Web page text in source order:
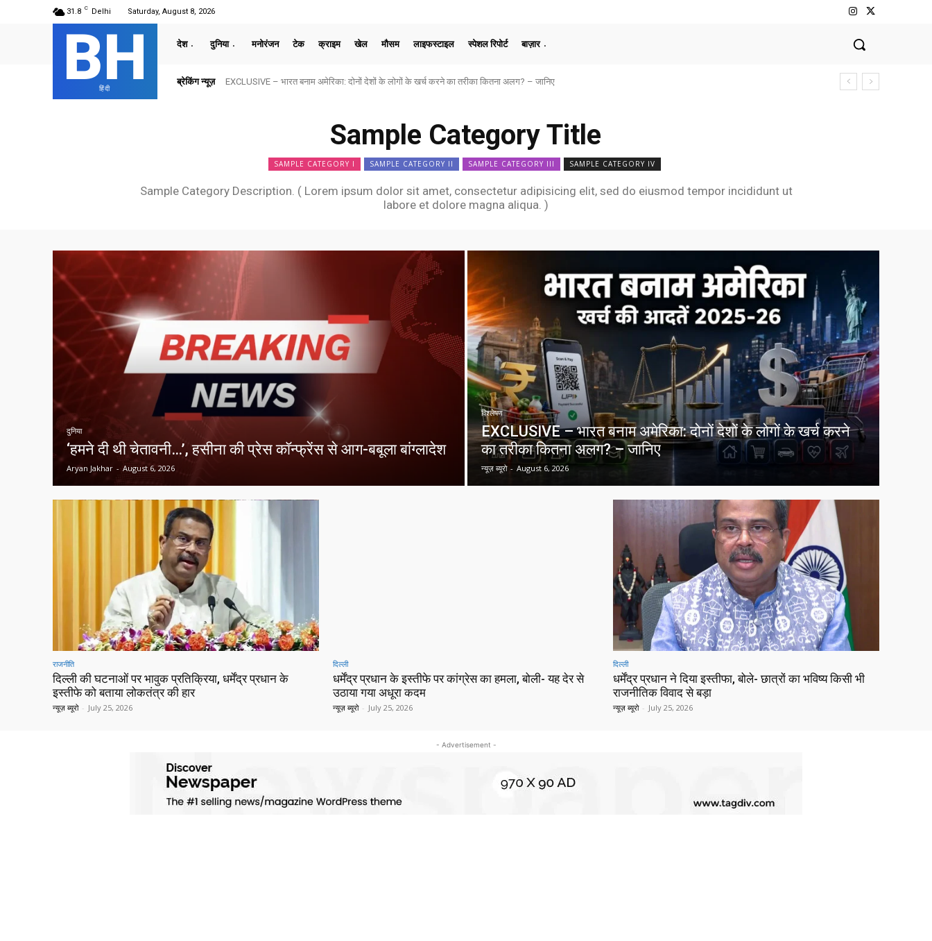
31.8 C Delhi Saturday, August 8, 2026
BH
हिंदी
देश दुनिया मनोरंजन टेक क्राइम खेल मौसम लाइफस्टाइल स्पेशल रिपोर्ट बाज़ार
ब्रेकिंग न्यूज़ EXCLUSIVE – भारत बनाम अमेरिका: दोनों देशों के लोगों के खर्च करने का तरीका कितना अलग? – जानिए
दिल्ली की घटनाओं पर भावुक प्रतिक्रिया, धर्मेंद्र प्रधान के इस्तीफे को बताया लोकतंत्र की हार
Sample Category Title
SAMPLE CATEGORY I SAMPLE CATEGORY II SAMPLE CATEGORY III SAMPLE CATEGORY IV
Sample Category Description. ( Lorem ipsum dolor sit amet, consectetur adipisicing elit, sed do eiusmod tempor incididunt ut
labore et dolore magna aliqua. )
दुनिया
‘हमने दी थी चेतावनी…’, हसीना की प्रेस कॉन्फ्रेंस से आग-बबूला बांग्लादेश
Aryan Jakhar - August 6, 2026
विश्लेषण
EXCLUSIVE – भारत बनाम अमेरिका: दोनों देशों के लोगों के खर्च करने
का तरीका कितना अलग? – जानिए
न्यूज़ ब्यूरो - August 6, 2026
राजनीति
दिल्ली की घटनाओं पर भावुक प्रतिक्रिया, धर्मेंद्र प्रधान के
इस्तीफे को बताया लोकतंत्र की हार
न्यूज़ ब्यूरो - July 25, 2026
दिल्ली
धर्मेंद्र प्रधान के इस्तीफे पर कांग्रेस का हमला, बोली- यह देर से
उठाया गया अधूरा कदम
न्यूज़ ब्यूरो - July 25, 2026
दिल्ली
धर्मेंद्र प्रधान ने दिया इस्तीफा, बोले- छात्रों का भविष्य किसी भी
राजनीतिक विवाद से बड़ा
न्यूज़ ब्यूरो - July 25, 2026
- Advertisement -